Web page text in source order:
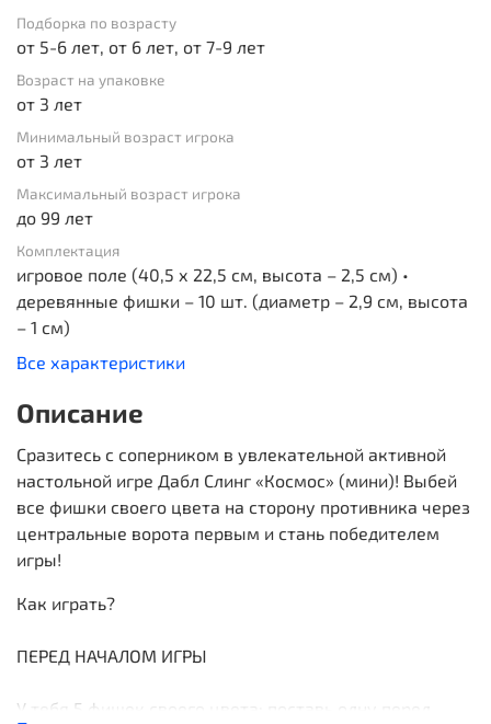
Подборка по возрасту
от 5-6 лет, от 6 лет, от 7-9 лет
Возраст на упаковке
от 3 лет
Минимальный возраст игрока
от 3 лет
Максимальный возраст игрока
до 99 лет
Комплектация
игровое поле (40,5 х 22,5 см, высота – 2,5 см) •
деревянные фишки – 10 шт. (диаметр – 2,9 см, высота
– 1 см)
Все характеристики
Описание
Сразитесь с соперником в увлекательной активной
настольной игре Дабл Слинг «Космос» (мини)! Выбей
все фишки своего цвета на сторону противника через
центральные ворота первым и стань победителем
игры!
Как играть?
ПЕРЕД НАЧАЛОМ ИГРЫ
У тебя 5 фишек своего цвета: поставь одну перед